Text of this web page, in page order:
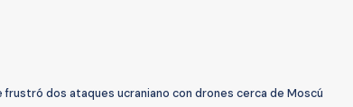
frustró dos ataques ucraniano con drones cerca de Moscú